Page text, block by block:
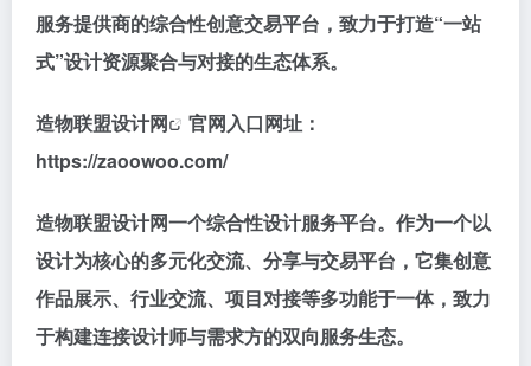
服务提供商的综合性创意交易平台，致力于打造“一站
式”设计资源聚合与对接的生态体系。
造物联盟设计网
官网入口网址：
https://zaoowoo.com/
造物联盟设计网一个综合性设计服务平台。作为一个以
设计为核心的多元化交流、分享与交易平台，它集创意
作品展示、行业交流、项目对接等多功能于一体，致力
于构建连接设计师与需求方的双向服务生态。